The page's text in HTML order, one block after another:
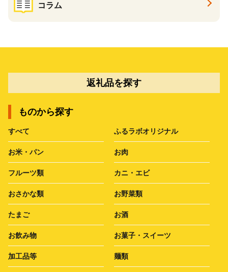
コラム
返礼品を探す
ものから探す
すべて ふるラボオリジナル
お米・パン お肉
フルーツ類 カニ・エビ
おさかな類 お野菜類
たまご お酒
お飲み物 お菓子・スイーツ
加工品等 麺類